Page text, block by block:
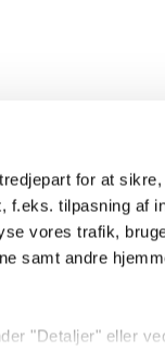
for at
tilpasning af
vores trafik,
samt andre
"Detaljer" eller